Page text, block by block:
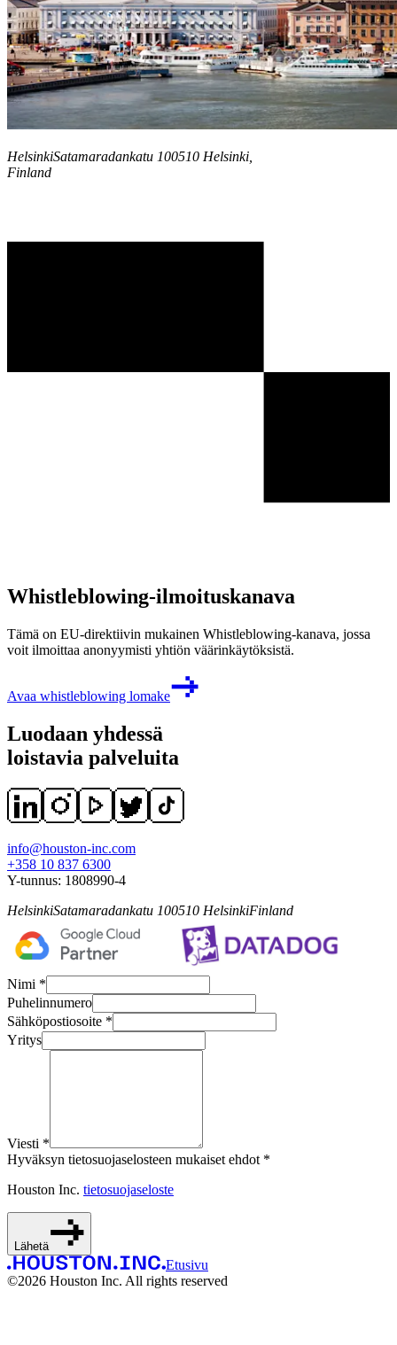
HelsinkiSatamaradankatu 100510 Helsinki
Finland
Whistleblowing-ilmoituskanava
Tämä on EU-direktiivin mukainen Whistleblowing-kanava, jossa
voit ilmoittaa anonyymisti yhtiön väärinkäytöksistä.
Avaa whistleblowing lomake
Luodaan yhdessä
loistavia palveluita
info@houston-inc.com
+358 10 837 6300
Y-tunnus: 1808990-4
HelsinkiSatamaradankatu 100510 HelsinkiFinland
Nimi *
Puhelinnumero
Sähköpostiosoite *
Yritys
Viesti *
Hyväksyn tietosuojaselosteen mukaiset ehdot *
Houston Inc. tietosuojaseloste
Lähetä
Etusivu
©2026 Houston Inc. All rights reserved